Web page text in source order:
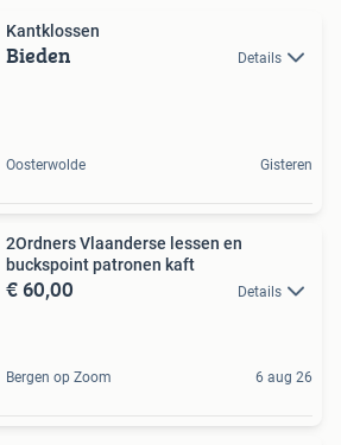
Kantklossen
Bieden Details
Oosterwolde Gisteren
2Ordners Vlaanderse lessen en
buckspoint patronen kaft
€ 60,00 Details
Bergen op Zoom 6 aug 26